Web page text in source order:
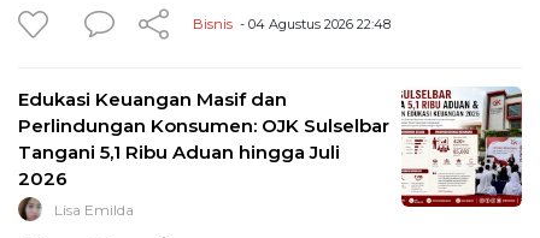
Bisnis - 04 Agustus 2026 22:48
Edukasi Keuangan Masif dan
Perlindungan Konsumen: OJK Sulselbar
Tangani 5,1 Ribu Aduan hingga Juli
2026
Lisa Emilda